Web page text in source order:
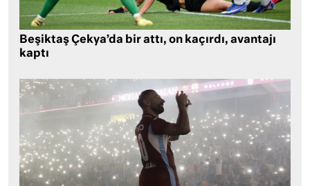
Beşiktaş Çekya’da bir attı, on kaçırdı, avantajı
kaptı